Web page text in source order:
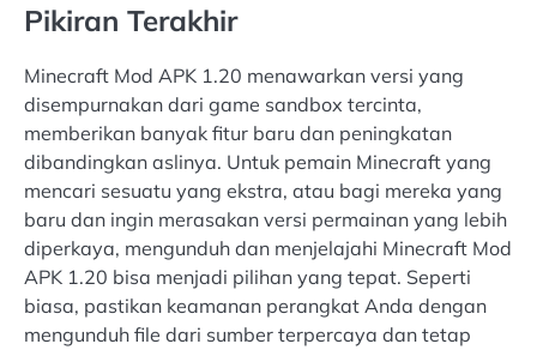
Pikiran Terakhir
Minecraft Mod APK 1.20 menawarkan versi yang
disempurnakan dari game sandbox tercinta,
memberikan banyak fitur baru dan peningkatan
dibandingkan aslinya. Untuk pemain Minecraft yang
mencari sesuatu yang ekstra, atau bagi mereka yang
baru dan ingin merasakan versi permainan yang lebih
diperkaya, mengunduh dan menjelajahi Minecraft Mod
APK 1.20 bisa menjadi pilihan yang tepat. Seperti
biasa, pastikan keamanan perangkat Anda dengan
mengunduh file dari sumber terpercaya dan tetap